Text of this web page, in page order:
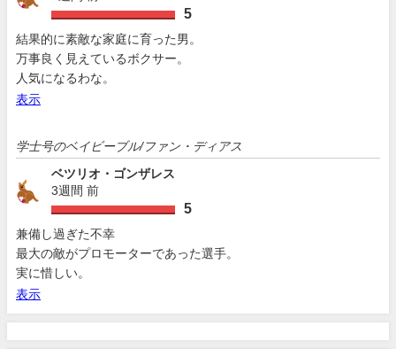
5
結果的に素敵な家庭に育った男。
万事良く見えているボクサー。
人気になるわな。
表示
学士号のベイビーブル/ファン・ディアス
ベツリオ・ゴンザレス
3週間 前
5
兼備し過ぎた不幸
最大の敵がプロモーターであった選手。
実に惜しい。
表示